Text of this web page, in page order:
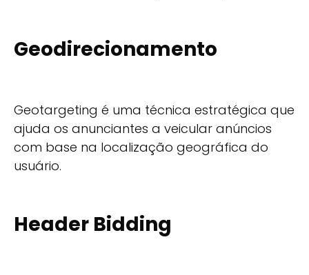
Geodirecionamento
Geotargeting é uma técnica estratégica que
ajuda os anunciantes a veicular anúncios
com base na localização geográfica do
usuário.
Header Bidding